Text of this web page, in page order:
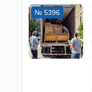
№ 5396